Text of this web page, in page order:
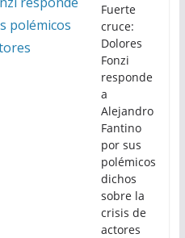
Fuerte
cruce:
Dolores
Fonzi
responde
a
Alejandro
Fantino
por sus
polémicos
dichos
sobre la
crisis de
actores